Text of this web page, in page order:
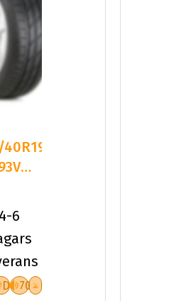
Fr
4-6
D 70